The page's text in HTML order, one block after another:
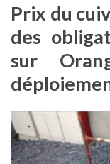
Prix du
des
sur